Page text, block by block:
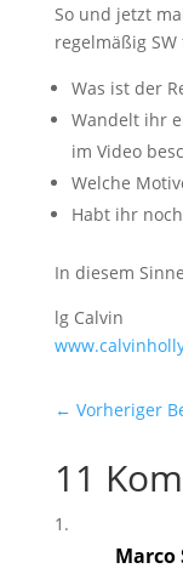
So und jetzt
regelmäßig
Was ist der
Wandelt ihr
im Video
Welche
Habt ihr
In diesem
lg Calvin
← Vorheriger
11
Marco